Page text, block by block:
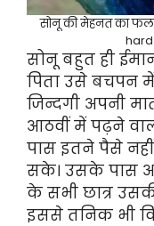
सोनू की मेहनत का फल
सोनू बहुत ही
पिता उसे बचपन
जिन्दगी अपनी
आठवीं में पढ़ने
पास इतने पैसे
सके। उसके पास
के सभी छात्र
इससे तनिक भी